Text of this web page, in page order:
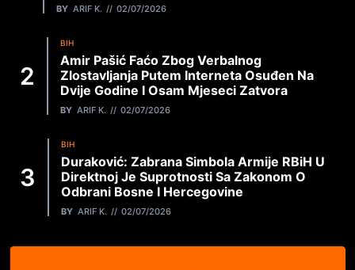
BY ARIF K. 02/07/2026
BIH
Amir Pašić Faćo Zbog Verbalnog
Zlostavljanja Putem Interneta Osuđen Na
Dvije Godine I Osam Mjeseci Zatvora
BY ARIF K. 02/07/2026
BIH
Duraković: Zabrana Simbola Armije RBiH U
Direktnoj Je Suprotnosti Sa Zakonom O
Odbrani Bosne I Hercegovine
BY ARIF K. 02/07/2026